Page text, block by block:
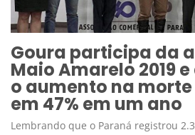
Goura participa da
Maio Amarelo 2019
o aumento na
em 47% em um ano
Lembrando que o Paraná registrou